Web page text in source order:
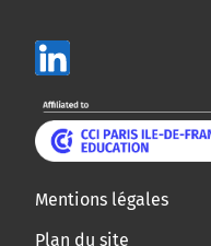
Mentions légales
Plan du site